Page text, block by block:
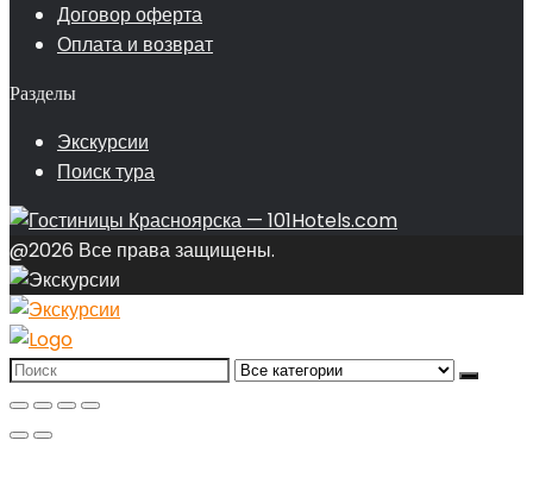
Договор оферта
Оплата и возврат
Разделы
Экскурсии
Поиск тура
@2026 Все права защищены.